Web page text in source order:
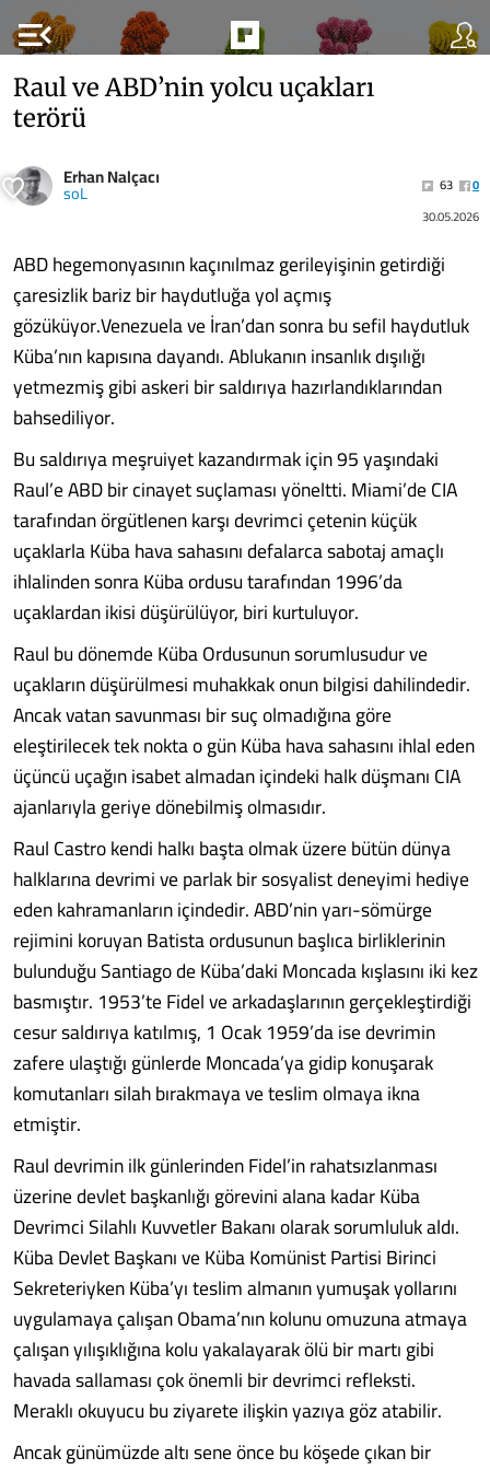
menu_open
Raul ve ABD’nin yolcu uçakları
terörü
Erhan Nalçacı
soL 63
0
30.05.2026
ABD hegemonyasının kaçınılmaz gerileyişinin getirdiği
çaresizlik bariz bir haydutluğa yol açmış
gözüküyor.Venezuela ve İran’dan sonra bu sefil haydutluk
Küba’nın kapısına dayandı. Ablukanın insanlık dışılığı
yetmezmiş gibi askeri bir saldırıya hazırlandıklarından
bahsediliyor.
Bu saldırıya meşruiyet kazandırmak için 95 yaşındaki
Raul’e ABD bir cinayet suçlaması yöneltti. Miami’de CIA
tarafından örgütlenen karşı devrimci çetenin küçük
uçaklarla Küba hava sahasını defalarca sabotaj amaçlı
ihlalinden sonra Küba ordusu tarafından 1996’da
uçaklardan ikisi düşürülüyor, biri kurtuluyor.
Raul bu dönemde Küba Ordusunun sorumlusudur ve
uçakların düşürülmesi muhakkak onun bilgisi dahilindedir.
Ancak vatan savunması bir suç olmadığına göre
eleştirilecek tek nokta o gün Küba hava sahasını ihlal eden
üçüncü uçağın isabet almadan içindeki halk düşmanı CIA
ajanlarıyla geriye dönebilmiş olmasıdır.
Raul Castro kendi halkı başta olmak üzere bütün dünya
halklarına devrimi ve parlak bir sosyalist deneyimi hediye
eden kahramanların içindedir. ABD’nin yarı-sömürge
rejimini koruyan Batista ordusunun başlıca birliklerinin
bulunduğu Santiago de Küba’daki Moncada kışlasını iki kez
basmıştır. 1953’te Fidel ve arkadaşlarının gerçekleştirdiği
cesur saldırıya katılmış, 1 Ocak 1959’da ise devrimin
zafere ulaştığı günlerde Moncada’ya gidip konuşarak
komutanları silah bırakmaya ve teslim olmaya ikna
etmiştir.
Raul devrimin ilk günlerinden Fidel’in rahatsızlanması
üzerine devlet başkanlığı görevini alana kadar Küba
Devrimci Silahlı Kuvvetler Bakanı olarak sorumluluk aldı.
Küba Devlet Başkanı ve Küba Komünist Partisi Birinci
Sekreteriyken Küba’yı teslim almanın yumuşak yollarını
uygulamaya çalışan Obama’nın kolunu omuzuna atmaya
çalışan yılışıklığına kolu yakalayarak ölü bir martı gibi
havada sallaması çok önemli bir devrimci refleksti.
Meraklı okuyucu bu ziyarete ilişkin yazıya göz atabilir.
Ancak günümüzde altı sene önce bu köşede çıkan bir